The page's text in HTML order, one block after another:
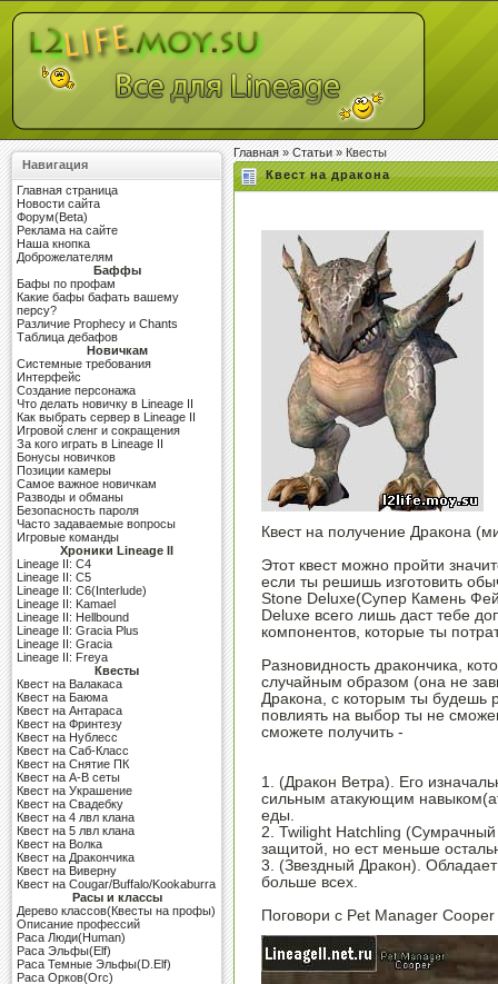
Навигация
Главная страница
Новости сайта
Форум(Beta)
Реклама на сайте
Наша кнопка
Доброжелателям
Баффы
Бафы по профам
Какие бафы бафать вашему
персу?
Различие Prophecy и Chants
Таблица дебафов
Новичкам
Системные требования
Интерфейс
Создание персонажа
Что делать новичку в Lineage II
Как выбрать сервер в Lineage II
Игровой сленг и сокращения
За кого играть в Lineage II
Бонусы новичков
Позиции камеры
Самое важное новичкам
Разводы и обманы
Безопасность пароля
Часто задаваемые вопросы
Игровые команды
Хроники Lineage II
Lineage II: C4
Lineage II: C5
Lineage II: C6(Interlude)
Lineage II: Kamael
Lineage II: Hellbound
Lineage II: Gracia Plus
Lineage II: Gracia
Lineage II: Freya
Квесты
Квест на Валакаса
Квест на Баюма
Квест на Антараса
Квест на Фринтезу
Квест на Нублесс
Квест на Саб-Класс
Квест на Снятие ПК
Квест на A-B сеты
Квест на Украшение
Квест на Свадебку
Квест на 4 лвл клана
Квест на 5 лвл клана
Квест на Волка
Квест на Дракончика
Квест на Виверну
Квест на Cougar/Buffalo/Kookaburra
Расы и классы
Дерево классов(Квесты на профы)
Описание профессий
Раса Люди(Human)
Раса Эльфы(Elf)
Раса Темные Эльфы(D.Elf)
Раса Орков(Orc)
Главная»Статьи» Квесты
Квест на дракона
Квест на получение Дракона
Этот квест можно пройти
если ты решишь изготовить
Stone Deluxe(Супер Камень
Deluxe всего лишь даст тебе
компонентов, которые ты
Разновидность дракончика,
случайным образом (она не
Дракона, с которым ты будешь
повлиять на выбор ты не
сможете получить -
1. (Дракон Ветра). Его
сильным атакующим
еды.
2. Twilight Hatchling
защитой, но ест меньше
3. (Звездный Дракон).
больше всех.
Поговори с Pet Manager